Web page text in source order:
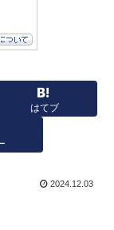
はてブ
2024.12.03